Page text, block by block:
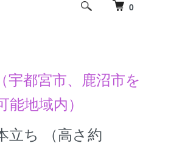
0
宇都宮市、鹿沼市を
地域内）
立ち （高さ約